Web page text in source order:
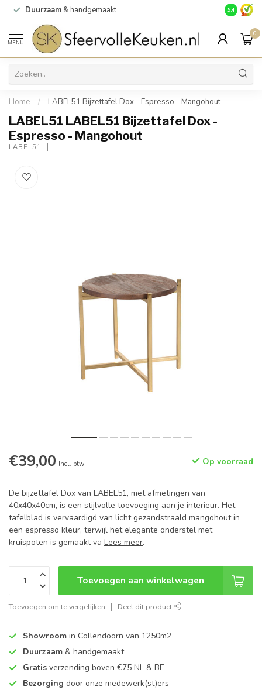
Duurzaam & handgemaakt Gratis
9.4
MENU
0
Home / LABEL51 Bijzettafel Dox - Espresso - Mangohout
LABEL51 LABEL51 Bijzettafel Dox -
Espresso - Mangohout
LABEL51
€39,00 Incl. btw Op voorraad
De bijzettafel Dox van LABEL51, met afmetingen van
40x40x40cm, is een stijlvolle toevoeging aan je interieur. Het
tafelblad is vervaardigd van licht gezandstraald mangohout in
een espresso kleur, terwijl het elegante onderstel met
kruispoten is gemaakt va Lees meer.
Toevoegen aan winkelwagen
Toevoegen om te vergelijken Deel dit product
Showroom in Collendoorn van 1250m2
Duurzaam & handgemaakt
Gratis verzending boven €75 NL & BE
Bezorging door onze medewerk(st)ers